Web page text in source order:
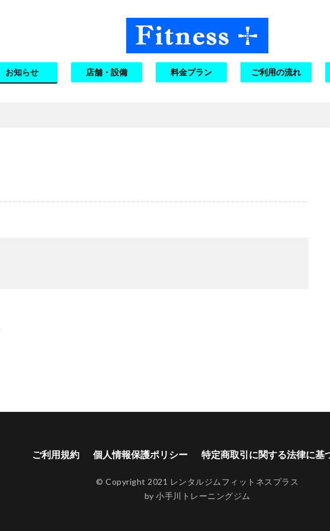
お知らせ 店舗・設備 料金プラン ご利用の流れ
ご利用規約 個人情報保護ポリシー 特定商取引に関する法律に基
© Copyright 2021 レンタルジムフィットネスプラス
by 小手川トレーニングジム